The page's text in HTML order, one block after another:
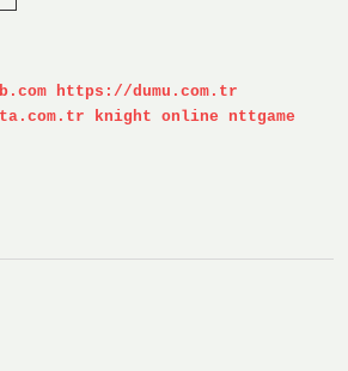
https://dumu.com.tr
knight online
nttgame